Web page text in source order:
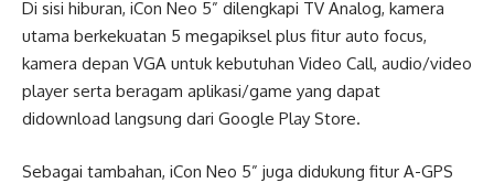
Di sisi hiburan, iCon Neo 5” dilengkapi TV Analog, kamera
utama berkekuatan 5 megapiksel plus fitur auto focus,
kamera depan VGA untuk kebutuhan Video Call, audio/video
player serta beragam aplikasi/game yang dapat
didownload langsung dari Google Play Store.
Sebagai tambahan, iCon Neo 5” juga didukung fitur A-GPS